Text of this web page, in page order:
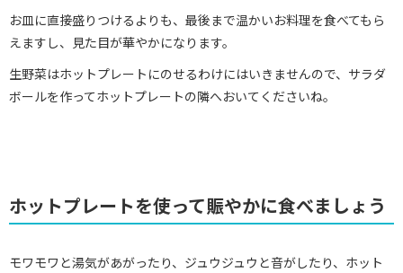
お皿に直接盛りつけるよりも、最後まで温かいお料理を食べてもら
えますし、見た目が華やかになります。
生野菜はホットプレートにのせるわけにはいきませんので、サラダ
ボールを作ってホットプレートの隣へおいてくださいね。
ホットプレートを使って賑やかに食べましょう
モワモワと湯気があがったり、ジュウジュウと音がしたり、ホット